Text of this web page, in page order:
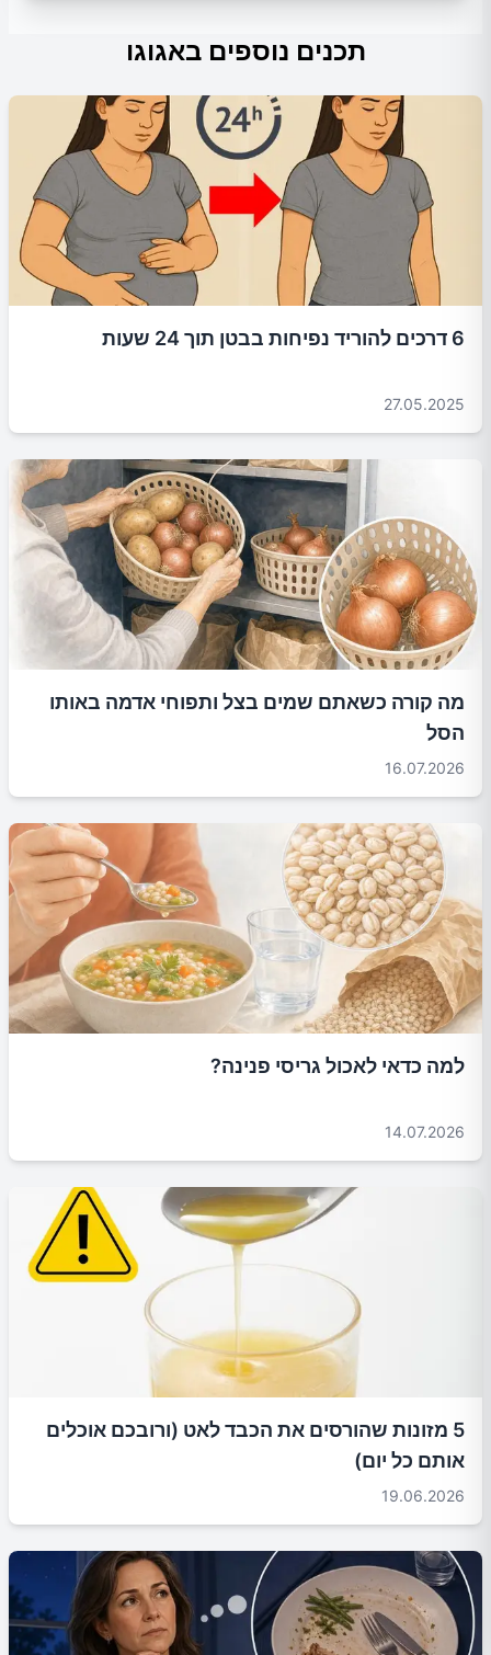
תכנים נוספים באגוגו
6 דרכים להוריד נפיחות בבטן תוך 24 שעות
27.05.2025
מה קורה כשאתם שמים בצל ותפוחי אדמה באותו
הסל
16.07.2026
למה כדאי לאכול גריסי פנינה?
14.07.2026
5 מזונות שהורסים את הכבד לאט (ורובכם אוכלים
אותם כל יום)
19.06.2026